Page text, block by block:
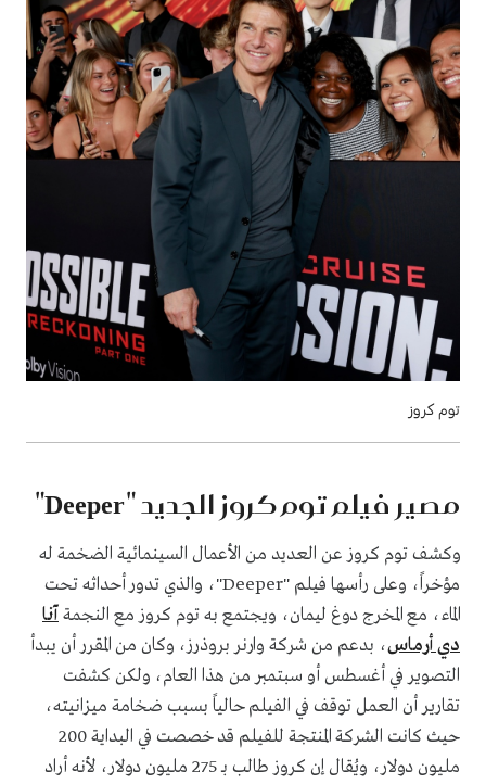
توم كروز
مصير فيلم توم كروز الجديد "Deeper"
وكشف توم كروز عن العديد من الأعمال السينمائية الضخمة له
مؤخراً، وعلى رأسها فيلم "Deeper"، والذي تدور أحداثه تحت
الماء، مع المخرج دوغ ليمان، ويجتمع به توم كروز مع النجمة آنا
دي أرماس، بدعم من شركة وارنر بروذرز، وكان من المقرر أن يبدأ
التصوير في أغسطس أو سبتمبر من هذا العام، ولكن كشفت
تقارير أن العمل توقف في الفيلم حالياً بسبب ضخامة ميزانيته،
حيث كانت الشركة المنتجة للفيلم قد خصصت في البداية 200
مليون دولار، ويُقال إن كروز طالب بـ 275 مليون دولار، لأنه أراد